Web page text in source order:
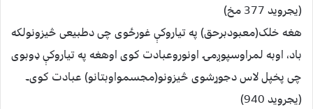
(یجروید 377 مخ)
هغه خلک(معبودبرحق) په تیاروکې غورځوی چی دطبیعی څیزونولکه
باد، اوبه لمراوسپوږمۍ اونوروعبادت کوی اوهغه په تیاروکې ډوبوی
چی پخپل لاس دجوړشوی څیزونو(مجسمواوبتانو) عبادت کوی۔
(یجروید 940)